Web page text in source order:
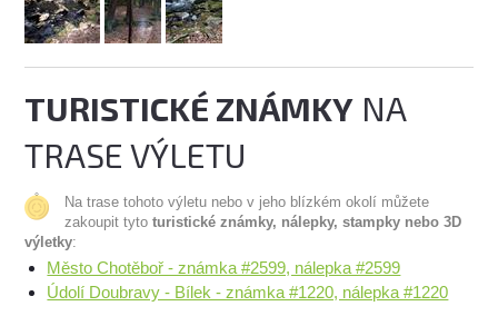
TURISTICKÉ ZNÁMKY NA
TRASE VÝLETU
Na trase tohoto výletu nebo v jeho blízkém okolí můžete
zakoupit tytoturistické známky, nálepky, stampky nebo 3D
výletky:
Město Chotěboř - známka #2599, nálepka #2599
Údolí Doubravy - Bílek - známka #1220, nálepka #1220